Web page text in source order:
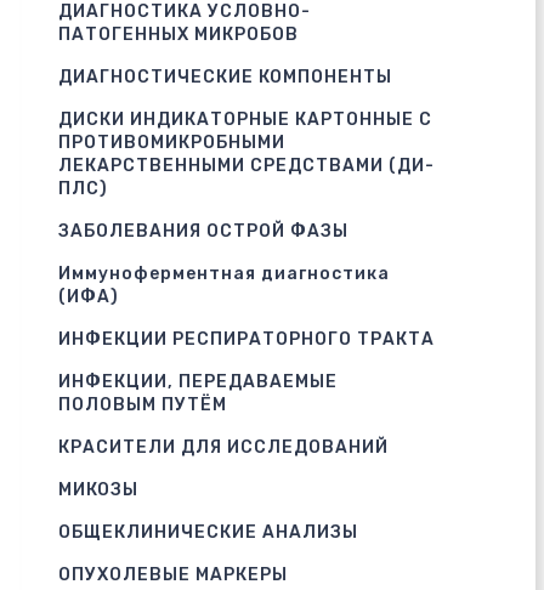
ДИАГНОСТИКА УСЛОВНО-
ПАТОГЕННЫХ МИКРОБОВ
ДИАГНОСТИЧЕСКИЕ КОМПОНЕНТЫ
ДИСКИ ИНДИКАТОРНЫЕ КАРТОННЫЕ С
ПРОТИВОМИКРОБНЫМИ
ЛЕКАРСТВЕННЫМИ СРЕДСТВАМИ (ДИ-
ПЛС)
ЗАБОЛЕВАНИЯ ОСТРОЙ ФАЗЫ
Иммуноферментная диагностика
(ИФА)
ИНФЕКЦИИ РЕСПИРАТОРНОГО ТРАКТА
ИНФЕКЦИИ, ПЕРЕДАВАЕМЫЕ
ПОЛОВЫМ ПУТЁМ
КРАСИТЕЛИ ДЛЯ ИССЛЕДОВАНИЙ
МИКОЗЫ
ОБЩЕКЛИНИЧЕСКИЕ АНАЛИЗЫ
ОПУХОЛЕВЫЕ МАРКЕРЫ